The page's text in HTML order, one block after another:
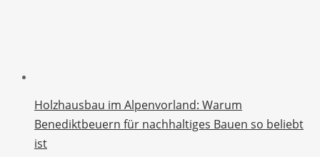
Holzhausbau im Alpenvorland: Warum
Benediktbeuern für nachhaltiges Bauen so beliebt
ist